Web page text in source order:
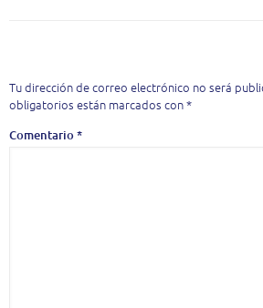
Tu dirección de correo electrónico no será
obligatorios están marcados con*
Comentario*